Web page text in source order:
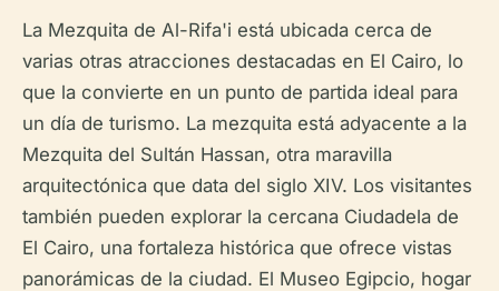
La Mezquita de Al-Rifa'i está ubicada cerca de
varias otras atracciones destacadas en El Cairo, lo
que la convierte en un punto de partida ideal para
un día de turismo. La mezquita está adyacente a la
Mezquita del Sultán Hassan, otra maravilla
arquitectónica que data del siglo XIV. Los visitantes
también pueden explorar la cercana Ciudadela de
El Cairo, una fortaleza histórica que ofrece vistas
panorámicas de la ciudad. El Museo Egipcio, hogar